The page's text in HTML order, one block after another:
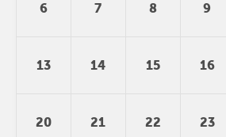
6 7 8 9
13 14 15 16
20 21 22 23